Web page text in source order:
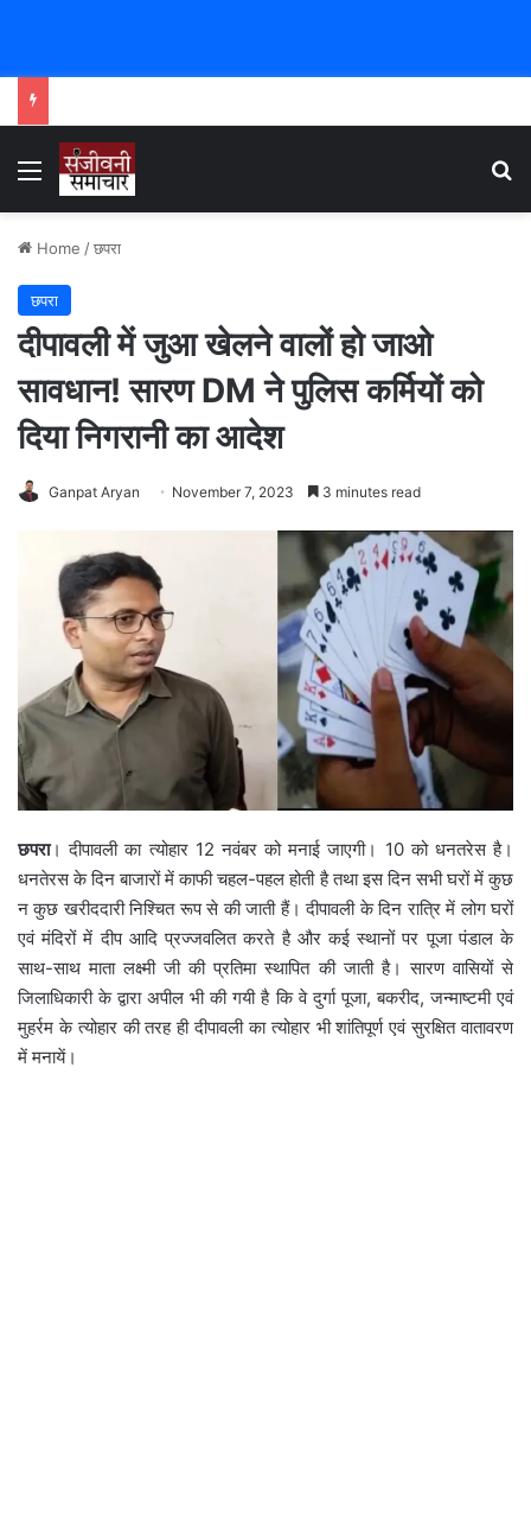
Menu
Home /छपरा
छपरा
दीपावली में जुआ खेलने वालों हो जाओ
सावधान! सारण DM ने पुलिस कर्मियों को
दिया निगरानी का आदेश
Ganpat Aryan November 7, 2023 3 minutes read
छपरा। दीपावली का त्योहार 12 नवंबर को मनाई जाएगी। 10 को धनतरेस है।
धनतेरस के दिन बाजारों में काफी चहल-पहल होती है तथा इस दिन सभी घरों में कुछ
न कुछ खरीददारी निश्चित रूप से की जाती हैं। दीपावली के दिन रात्रि में लोग घरों
एवं मंदिरों में दीप आदि प्रज्जवलित करते है और कई स्थानों पर पूजा पंडाल के
साथ-साथ माता लक्ष्मी जी की प्रतिमा स्थापित की जाती है। सारण वासियों से
जिलाधिकारी के द्वारा अपील भी की गयी है कि वे दुर्गा पूजा, बकरीद, जन्माष्टमी एवं
मुहर्रम के त्योहार की तरह ही दीपावली का त्योहार भी शांतिपूर्ण एवं सुरक्षित वातावरण
में मनायें।